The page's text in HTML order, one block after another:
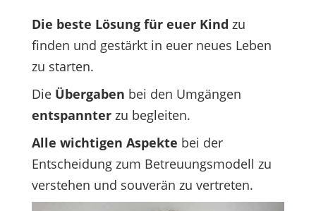
Die beste Lösung für euer Kind zu
finden und gestärkt in euer neues Leben
zu starten.
Die Übergaben bei den Umgängen
entspannterzu begleiten.
Alle wichtigen Aspekte bei der
Entscheidung zum Betreuungsmodell zu
verstehen und souverän zu vertreten.